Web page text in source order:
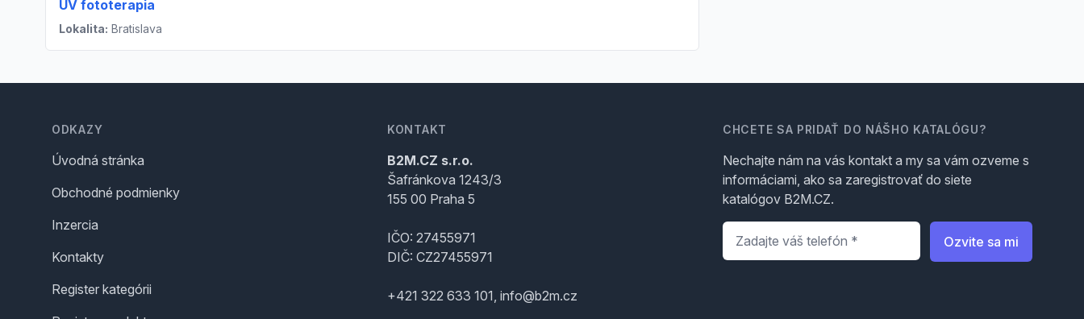
UV fototerapia
Lokalita: Bratislava
ODKAZY
Úvodná stránka
Obchodné podmienky
Inzercia
Kontakty
Register kategórii
KONTAKT
B2M.CZ s.r.o.
Šafránkova 1243/3
155 00 Praha 5
IČO: 27455971
DIČ: CZ27455971
+421 322 633 101, info@b2m.cz
CHCETE SA PRIDAŤ DO NÁŠHO KATALÓGU?
Nechajte nám na vás kontakt a my sa vám ozveme s
informáciami, ako sa zaregistrovať do siete
katalógov B2M.CZ.
Telefón
Ozvite sa mi